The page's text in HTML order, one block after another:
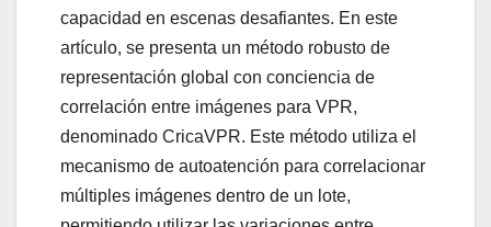
capacidad en escenas desafiantes. En este
artículo, se presenta un método robusto de
representación global con conciencia de
correlación entre imágenes para VPR,
denominado CricaVPR. Este método utiliza el
mecanismo de autoatención para correlacionar
múltiples imágenes dentro de un lote,